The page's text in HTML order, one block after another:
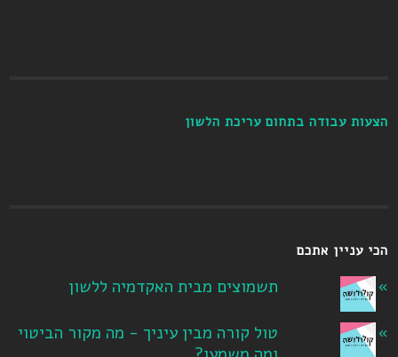
הצעות עבודה בתחום עריכת הלשון
הכי עניין אתכם
תשמוצים מבית האקדמיה ללשון
טול קורה מבין עיניך - מה מקור הביטוי